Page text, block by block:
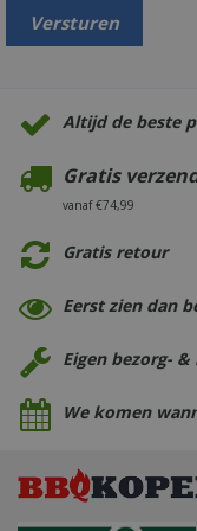
Altijd de beste
Gratis
vanaf €74,99
Gratis retour
Eerst zien dan
Eigen bezorg-
We komen